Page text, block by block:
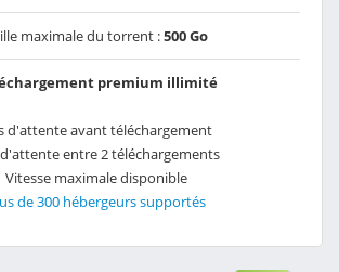
maximale du torrent :500 Go
premium illimité
d'attente avant téléchargement
d'attente entre 2 téléchargements
Vitesse maximale disponible
de 300 hébergeurs supportés